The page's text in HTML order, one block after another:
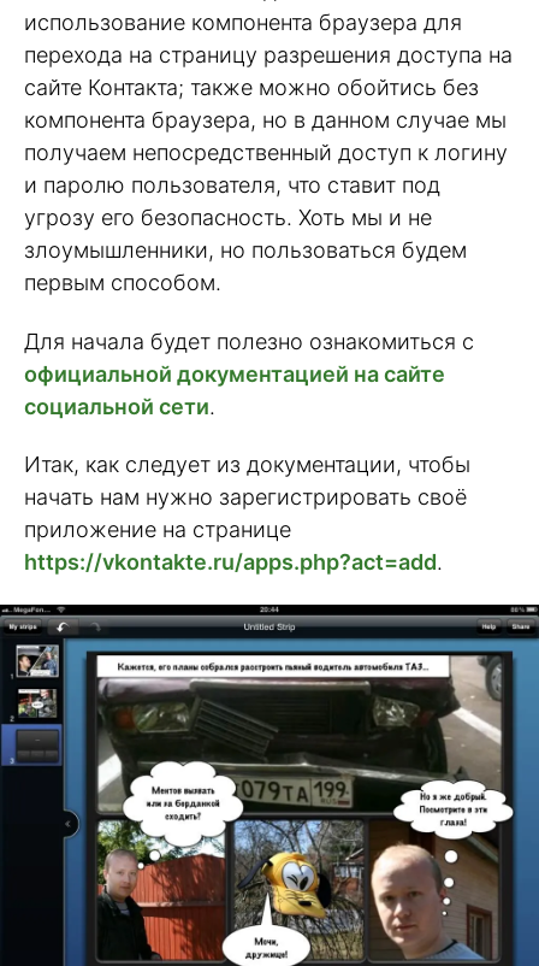
использование компонента браузера для
перехода на страницу разрешения доступа на
сайте Контакта; также можно обойтись без
компонента браузера, но в данном случае мы
получаем непосредственный доступ к логину
и паролю пользователя, что ставит под
угрозу его безопасность. Хоть мы и не
злоумышленники, но пользоваться будем
первым способом.
Для начала будет полезно ознакомиться с
официальной документацией на сайте
социальной сети.
Итак, как следует из документации, чтобы
начать нам нужно зарегистрировать своё
приложение на странице
https://vkontakte.ru/apps.php?act=add.